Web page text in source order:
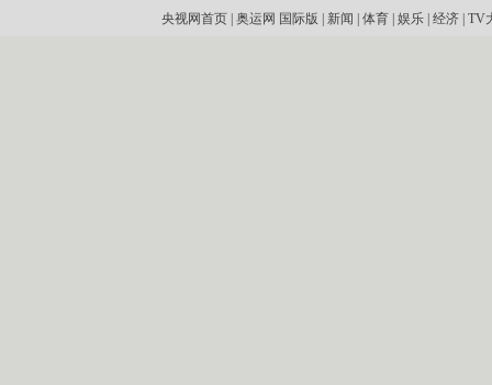
央视网首页| 奥运网 国际版 新闻 体育| 娱乐| 经济| TV